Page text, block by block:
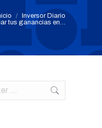
Inversor Diario
tus ganancias en…